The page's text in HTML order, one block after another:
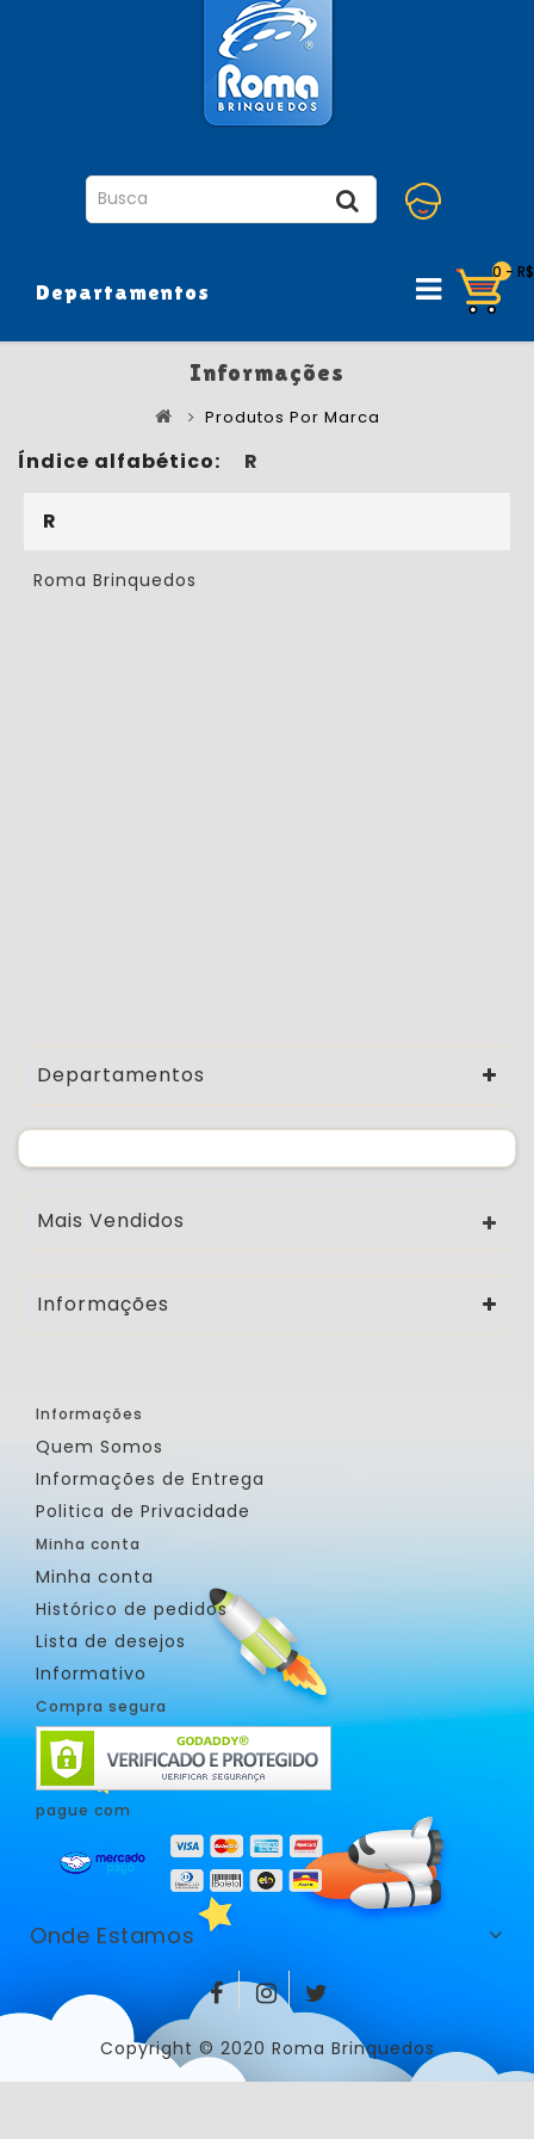
0 -
Departamentos
Informações
Produtos Por Marca
Índice alfabético: R
R
Roma Brinquedos
Departamentos
Mais Vendidos
Informações
Informações
Quem Somos
Informações de Entrega
Politica de Privacidade
Minha conta
Minha conta
Histórico de pedidos
Lista de desejos
Informativo
Compra segura
pague com
Onde Estamos
Copyright © 2020 Roma Brinquedos